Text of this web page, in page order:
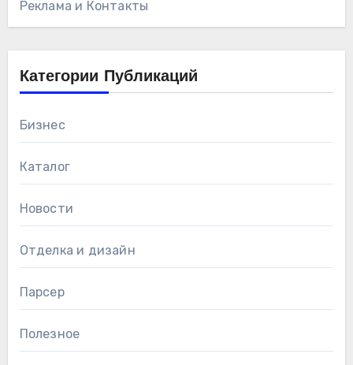
Реклама и Контакты
Категории Публикаций
Бизнес
Каталог
Новости
Отделка и дизайн
Парсер
Полезное